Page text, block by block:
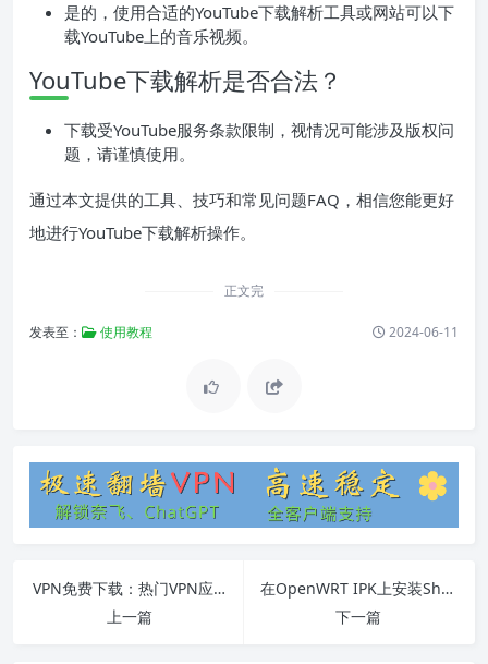
是的，使用合适的YouTube下载解析工具或网站可以下
载YouTube上的音乐视频。
YouTube下载解析是否合法？
下载受YouTube服务条款限制，视情况可能涉及版权问
题，请谨慎使用。
通过本文提供的工具、技巧和常见问题FAQ，相信您能更好
地进行YouTube下载解析操作。
正文完
发表至： 使用教程 2024-06-11
VPN免费下载：热门VPN应用推荐及常见问题解答
上一篇
在OpenWRT IPK上安装Shadowsocksr-libev
下一篇